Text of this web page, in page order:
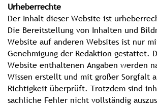
Urheberrechte
Der Inhalt dieser Website ist
Die Bereitstellung von Inhalten und
Website auf anderen Websites ist nur
Genehmigung der Redaktion gestattet.
Website enthaltenen Angaben werden
Wissen erstellt und mit großer Sorgfalt
Richtigkeit überprüft. Trotzdem sind
sachliche Fehler nicht vollständig